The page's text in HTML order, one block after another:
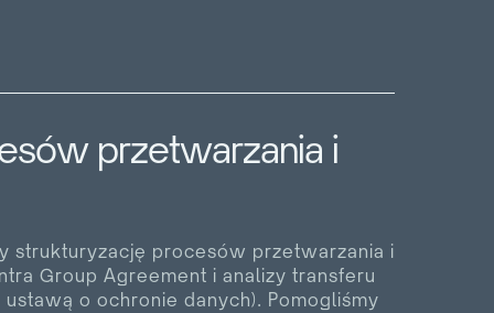
przetwarzania i
strukturyzację procesów przetwarzania i
Group Agreement i analizy transferu
o ochronie danych). Pomogliśmy